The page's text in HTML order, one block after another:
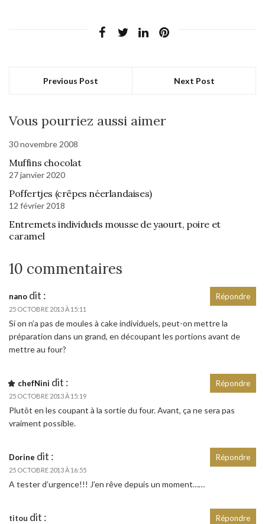
Previous Post Next Post
Vous pourriez aussi aimer
30 novembre 2008
Muffins chocolat
27 janvier 2020
Poffertjes (crêpes néerlandaises)
12 février 2018
Entremets individuels mousse de yaourt, poire et
caramel
10 commentaires
nano dit :
25 OCTOBRE 2013 À 15:11
Si on n’a pas de moules à cake individuels, peut-on mettre la
préparation dans un grand, en découpant les portions avant de
mettre au four?
Répondre
chefNini dit :
25 OCTOBRE 2013 À 15:19
Plutôt en les coupant à la sortie du four. Avant, ça ne sera pas
vraiment possible.
Répondre
Dorine dit :
25 OCTOBRE 2013 À 16:55
A tester d’urgence!!! J’en rêve depuis un moment……
Répondre
titou dit : Répondre